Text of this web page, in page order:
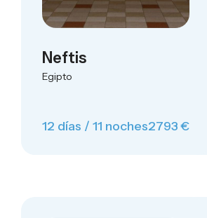
Neftis
Egipto
12 días / 11 noches2793 €